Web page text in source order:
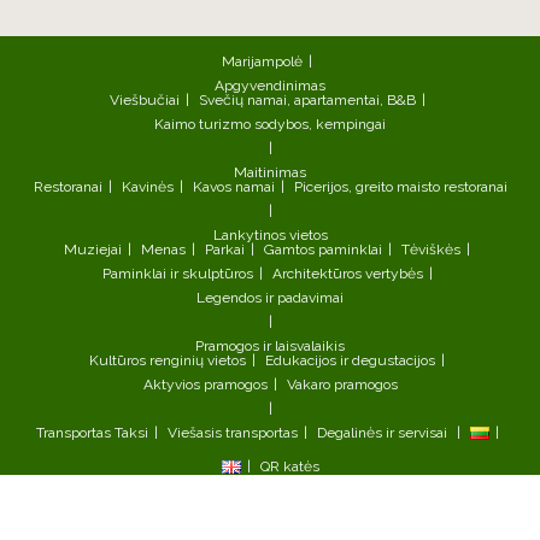
Marijampolė
Apgyvendinimas
Viešbučiai
Svečių namai, apartamentai, B&B
Kaimo turizmo sodybos, kempingai
Maitinimas
Restoranai
Kavinės Kavos namai Picerijos, greito maisto restoranai
Lankytinos vietos
Muziejai
Menas Parkai Gamtos paminklai
Tėviškės
Paminklai ir skulptūros
Architektūros vertybės
Legendos ir padavimai
Pramogos ir laisvalaikis
Kultūros renginių vietos
Edukacijos ir degustacijos
Aktyvios pramogos
Vakaro pramogos
Transportas Taksi Viešasis transportas
Degalinės ir servisai
QR katės